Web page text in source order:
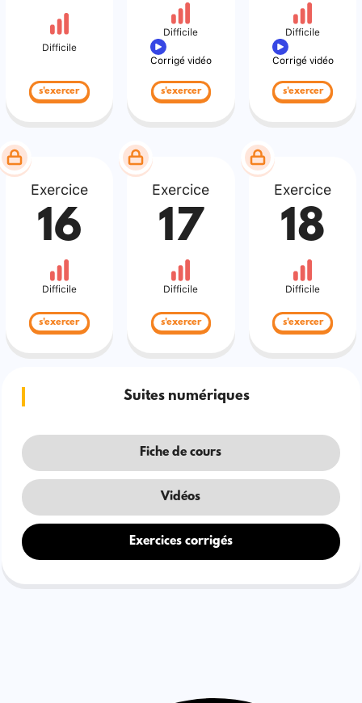
Difficile
s'exercer
Difficile
Corrigé vidéo
s'exercer
Difficile
Corrigé vidéo
s'exercer
Exercice
16
Difficile
s'exercer
Exercice
17
Difficile
s'exercer
Exercice
18
Difficile
s'exercer
Suites numériques
Fiche de cours
Vidéos
Exercices corrigés